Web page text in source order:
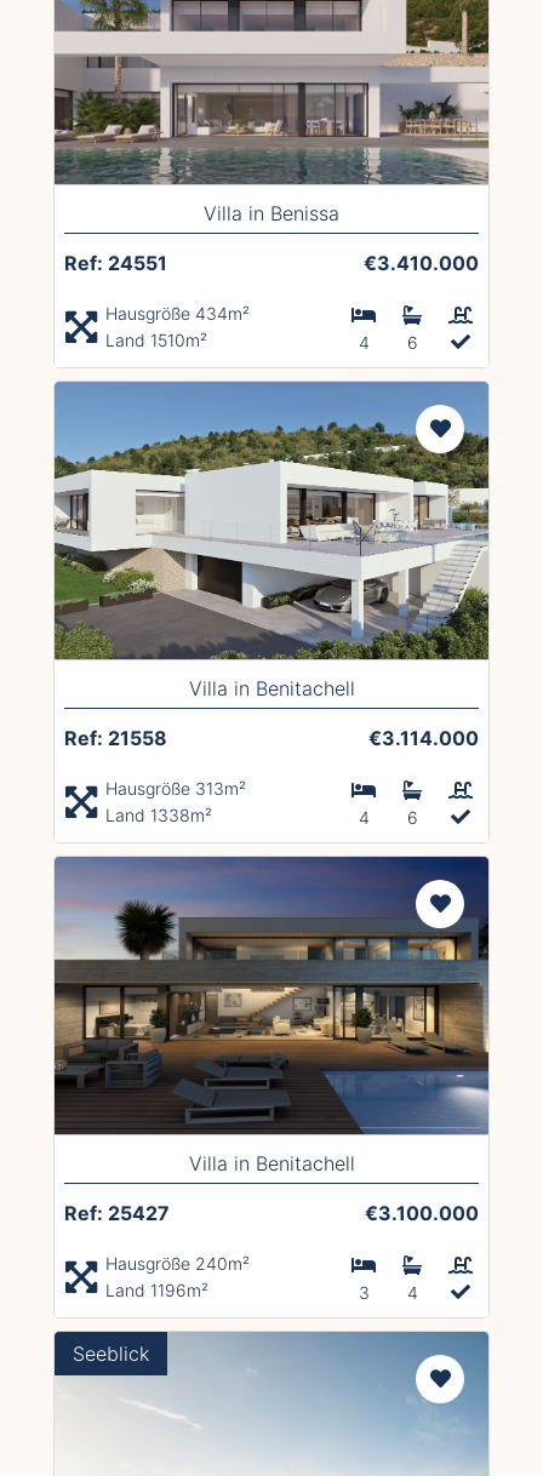
Villa in Benissa
Ref: 24551 €3.410.000
Hausgröße 434m²
Land 1510m²
4 6
Villa in Benitachell
Ref: 21558 €3.114.000
Hausgröße 313m²
Land 1338m²
4 6
Villa in Benitachell
Ref: 25427 €3.100.000
Hausgröße 240m²
Land 1196m²
3 4
Seeblick